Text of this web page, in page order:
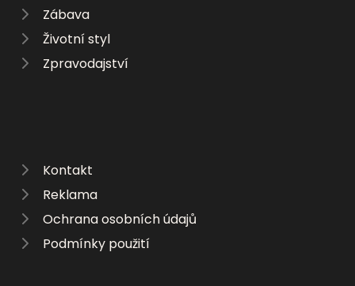
Zábava
Životní styl
Zpravodajství
Kontakt
Reklama
Ochrana osobních údajů
Podmínky použití